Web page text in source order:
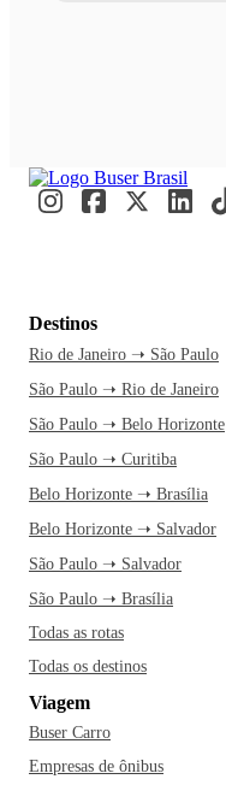
Destinos
Rio de Janeiro ➝ São Paulo
São Paulo ➝ Rio de Janeiro
São Paulo ➝ Belo Horizonte
São Paulo ➝ Curitiba
Belo Horizonte ➝ Brasília
Belo Horizonte ➝ Salvador
São Paulo ➝ Salvador
São Paulo ➝ Brasília
Todas as rotas
Todas os destinos
Viagem
Buser Carro
Empresas de ônibus